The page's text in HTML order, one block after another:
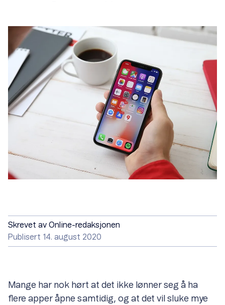
Skrevet av Online-redaksjonen
Publisert 14. august 2020
Mange har nok hørt at det ikke lønner seg å ha
flere apper åpne samtidig, og at det vil sluke mye